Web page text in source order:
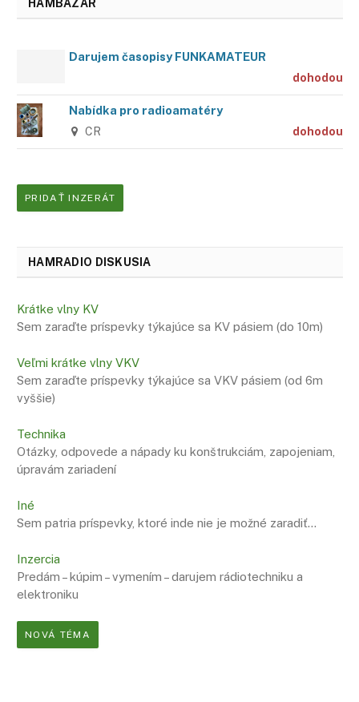
HAMBAZÁR
Darujem časopisy FUNKAMATEUR
dohodou
Nabídka pro radioamatéry
CR dohodou
PRIDAŤ INZERÁT
HAMRADIO DISKUSIA
Krátke vlny KV
Sem zaraďte príspevky týkajúce sa KV pásiem (do 10m)
Veľmi krátke vlny VKV
Sem zaraďte príspevky týkajúce sa VKV pásiem (od 6m
vyššie)
Technika
Otázky, odpovede a nápady ku konštrukciám, zapojeniam,
úpravám zariadení
Iné
Sem patria príspevky, ktoré inde nie je možné zaradiť…
Inzercia
Predám – kúpim – vymením – darujem rádiotechniku a
elektroniku
NOVÁ TÉMA